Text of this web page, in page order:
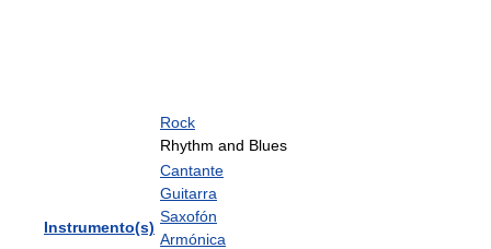
Rock
Rhythm and Blues
Instrumento(s)
Cantante
Guitarra
Saxofón
Armónica